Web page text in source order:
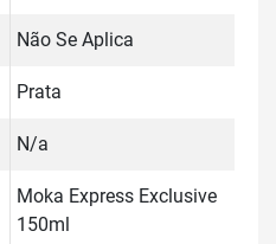
Não Se Aplica
Prata
N/a
Moka Express Exclusive
150ml